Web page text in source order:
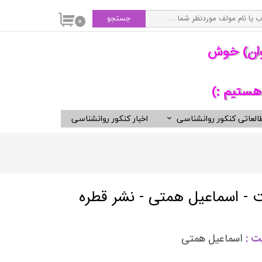
انتشارات دوران
انتشارات روان
کنکور روانشناسی
اخبار کنکور روانشناسی
۰ جستجو
خوش
هستیم :)
- اسماعیل همتی - نشر قطره
: اسماعیل همتی